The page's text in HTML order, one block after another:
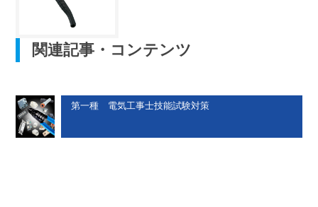
関連記事・コンテンツ
第一種 電気工事士技能試験対策